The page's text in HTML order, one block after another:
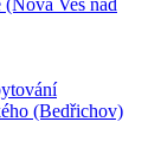
Ves nad
(Bedřichov)